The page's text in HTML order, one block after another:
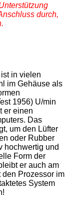
durch,
in vielen
im Gehäuse als
1956) U/min
er einen
Das
um den Lüfter
oder Rubber
hochwertig und
Form der
er auch am
Prozessor im
System